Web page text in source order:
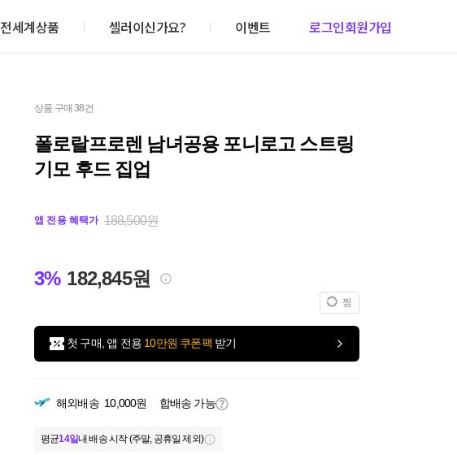
전세계상품 셀러이신가요? 이벤트 로그인회원가입
상품 구매 38건
폴로랄프로렌 남녀공용 포니로고 스트링
기모 후드 집업
앱 전용 혜택가 188,500원
3% 182,845원
찜
첫 구매, 앱 전용 10만원 쿠폰팩 받기
해외배송 10,000원 합배송 가능
평균14일내 배송 시작 (주말, 공휴일 제외)